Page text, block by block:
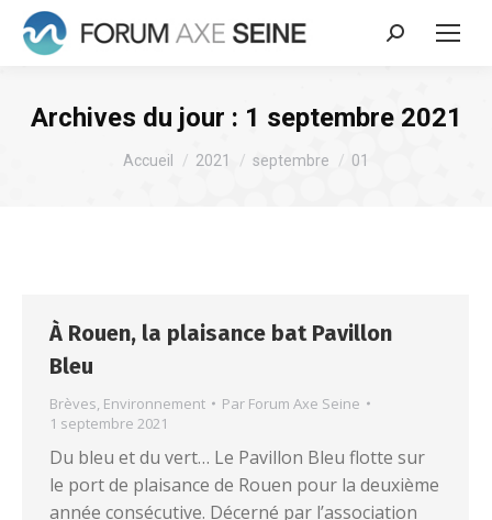
Recherche
Archives du jour : 1 septembre 2021
Vous êtes ici :
Accueil 2021 septembre 01
À Rouen, la plaisance bat Pavillon
Bleu
Brèves, Environnement Par Forum Axe Seine
1 septembre 2021
Du bleu et du vert… Le Pavillon Bleu flotte sur
le port de plaisance de Rouen pour la deuxième
année consécutive. Décerné par l’association